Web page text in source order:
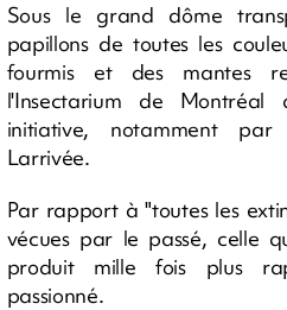
Sous le grand dôme
papillons de toutes les
fourmis et des mantes
l'Insectarium de
initiative, notamment
Larrivée.
Par rapport à "toutes les
vécues par le passé, celle
produit mille fois plus
passionné.